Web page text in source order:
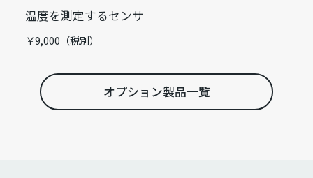
温度を測定するセンサ
￥9,000（税別）
オプション製品一覧